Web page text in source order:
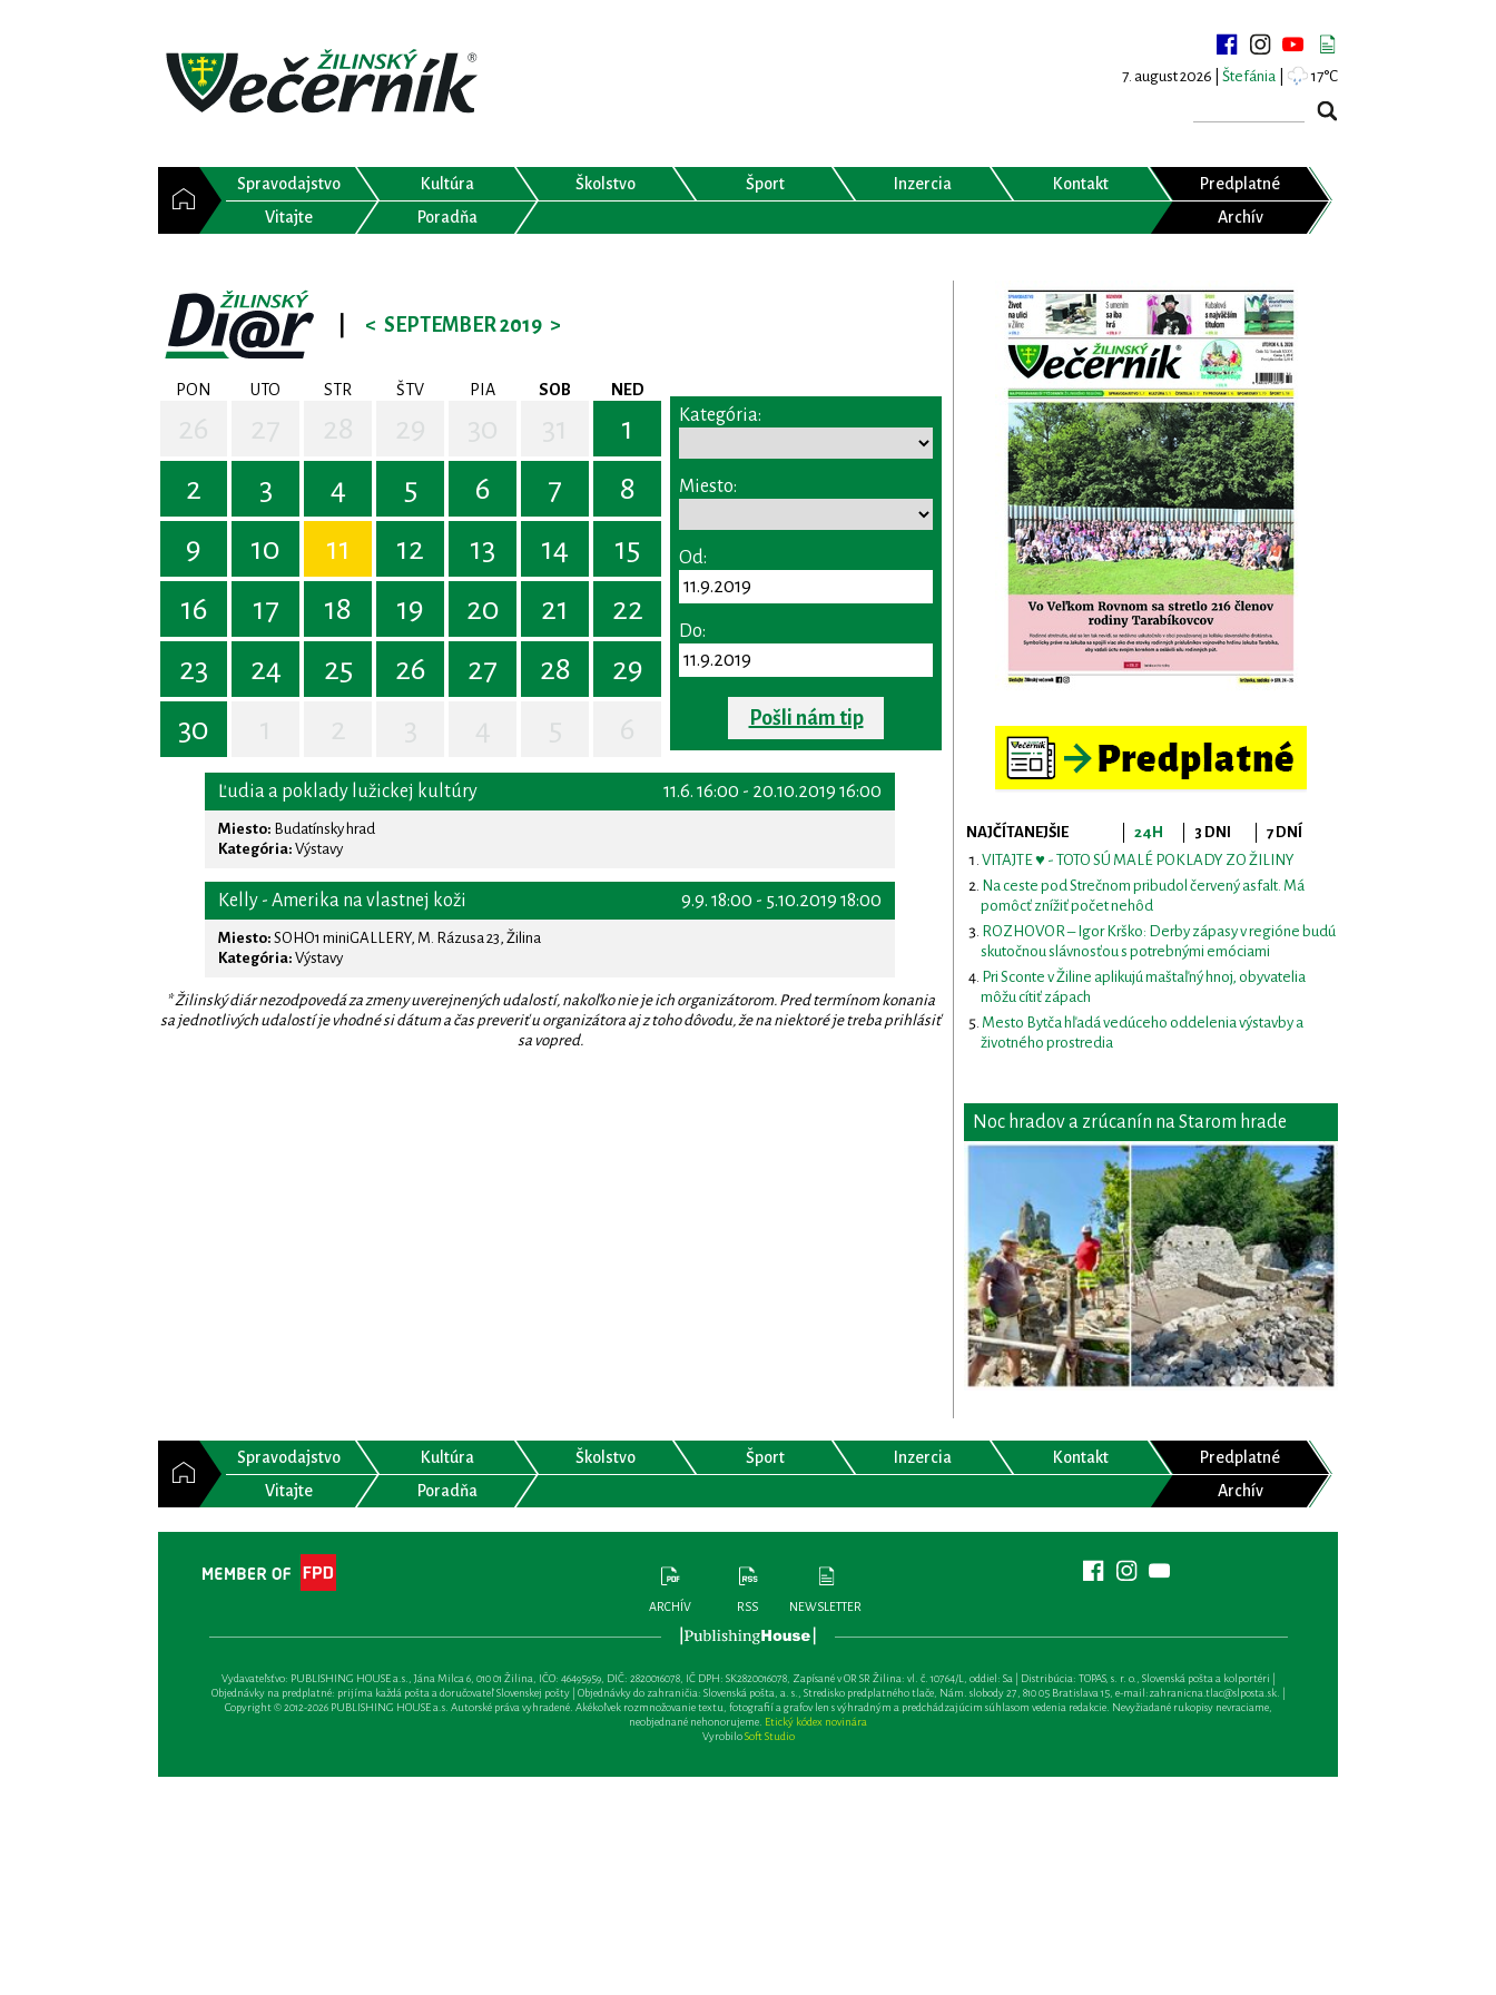
7. august 2026 | Štefánia 17°C
Spravodajstvo Kultúra Školstvo Šport Inzercia Kontakt
Predplatné
Vitajte
Poradňa Archív
< SEPTEMBER 2019 >
PON UTO STR ŠTV PIA SOB NED
1
2
3 4 5 6 7
8
9
10 11 12 13 14
15
16
17 18 19 20 21
22
23
24 25 26 27 28
29
30
Kategória:
Miesto:
Od:
Do:
Pošli nám tip
11.6. 16:00 - 20.10.2019 16:00
Ľudia a poklady lužickej kultúry
Miesto: Budatínsky hrad
Kategória: Výstavy
9.9. 18:00 - 5.10.2019 18:00
Kelly - Amerika na vlastnej koži
Miesto: SOHO1 miniGALLERY, M. Rázusa 23, Žilina
Kategória: Výstavy
* Žilinský diár nezodpovedá za zmeny uverejnených udalostí, nakoľko nie je ich organizátorom. Pred termínom konania
sa jednotlivých udalostí je vhodné si dátum a čas preveriť u organizátora aj z toho dôvodu, že na niektoré je treba prihlásiť
sa vopred.
NAJČÍTANEJŠIE 24H 3 DNI
7 DNÍ
VITAJTE ♥ - TOTO SÚ MALÉ POKLADY ZO ŽILINY
Na ceste pod Strečnom pribudol červený asfalt. Má
pomôcť znížiť počet nehôd
ROZHOVOR – Igor Krško: Derby zápasy v regióne budú
skutočnou slávnosťou s potrebnými emóciami
Pri Sconte v Žiline aplikujú maštaľný hnoj, obyvatelia
môžu cítiť zápach
Mesto Bytča hľadá vedúceho oddelenia výstavby a
životného prostredia
Noc hradov a zrúcanín na Starom hrade
Spravodajstvo Kultúra Školstvo Šport Inzercia Kontakt
Predplatné
Vitajte
Poradňa Archív
ARCHÍV RSS NEWSLETTER
Vydavateľsťvo: PUBLISHING HOUSE a.s., Jána Milca 6, 010 01 Žilina, IČO: 46495959, DIČ: 2820016078, IČ DPH: SK2820016078, Zapísané v OR SR Žilina: vl. č. 10764/L, oddiel: Sa | Distribúcia: TOPAS, s. r. o., Slovenská pošta a kolportéri |
Objednávky na predplatné: prijíma každá pošta a doručovateľ Slovenskej pošty | Objednávky do zahraničia: Slovenská pošta, a. s., Stredisko predplatného tlače, Nám. slobody 27, 810 05 Bratislava 15, e-mail:zahranicna.tlac@slposta.sk. |
Copyright © 2012-2026 PUBLISHING HOUSE a.s. Autorské práva vyhradené. Akékoľvek rozmnožovanie textu, fotografií a grafov len s výhradným a predchádzajúcim súhlasom vedenia redakcie. Nevyžiadané rukopisy nevraciame,
neobjednané nehonorujeme. Etický kódex novinára
VyrobiloSoft Studio